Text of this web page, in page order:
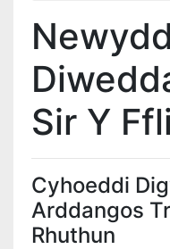
Sir Y
Cyhoeddi
Arddangos
Rhuthun